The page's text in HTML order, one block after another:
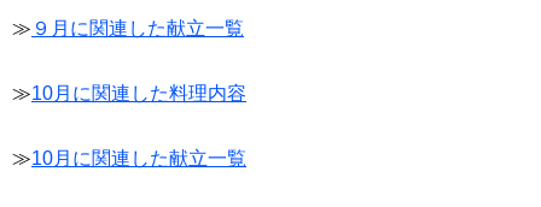
≫ ９月に関連した献立一覧
≫10月に関連した料理内容
≫10月に関連した献立一覧